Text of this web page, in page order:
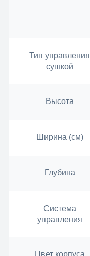
Тип управления
сушкой
Высота
Ширина (см)
Глубина
Система
управления
Цвет корпуса